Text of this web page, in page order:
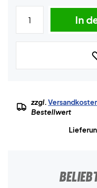
In
zzgl.
Bestellwert